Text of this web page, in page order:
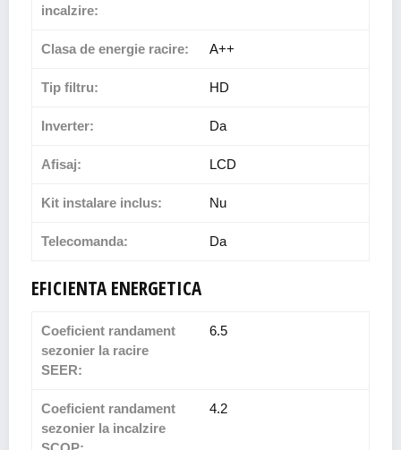
incalzire:
Clasa de energie racire: A++
Tip filtru: HD
Inverter: Da
Afisaj: LCD
Kit instalare inclus: Nu
Telecomanda: Da
EFICIENTA ENERGETICA
Coeficient randament
sezonier la racire
SEER:
6.5
Coeficient randament
sezonier la incalzire
4.2